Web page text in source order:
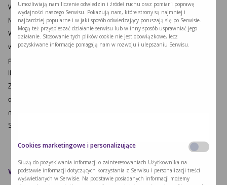
Wszystkie warzywa pokroić w kostkę.
Makaron ugotować i odcedzić. Do makaronu dodać warzywa.
Wszystko wymieszać z majonezem. Dodać pieprz, sól oraz czosnek i
wymieszać ponownie. Wstawić do lodówki na około godzinę by się
przegryzła.
Ilość składników wystarczy na 5 porcji.
Żeby sałatka była jeszcze bardziej letnia zamiast majonezu można użyć
oliwy z oliwek. Sprawi to również, iż będzie ona jeszcze bardziej
niskobiałkowa.
Smacznego
Wartość odżywcza przepisu
Umożliwiają nam liczenie odwiedzin i źródeł ruchu oraz pomiar i poprawę
wydajności naszego Serwisu. Pokazują nam, które strony są najmniej i
najbardziej popularne i w jaki sposób odwiedzający poruszają się po Serwisie.
Mogą też przyspieszać działanie serwisu lub w inny sposób usprawniać jego
działanie. Stosowanie tych plików cookie nie jest obowiązkowe, lecz
pozyskiwane informacje pomagają nam w rozwoju i ulepszaniu Serwisu.
Cookies marketingowe i personalizujące
Służą do pozyskiwania informacji o zainteresowaniach Użytkownika na
podstawie informacji dotyczących korzystania z Serwisu i personalizacji treści
wyświetlanych w Serwisie. Na podstawie posiadanych informacji możemy